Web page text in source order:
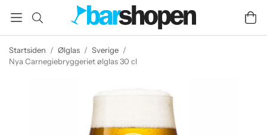
Startsiden / Ølglas / Sverige /
Nya Carnegiebryggeriet ølglas 30 cl